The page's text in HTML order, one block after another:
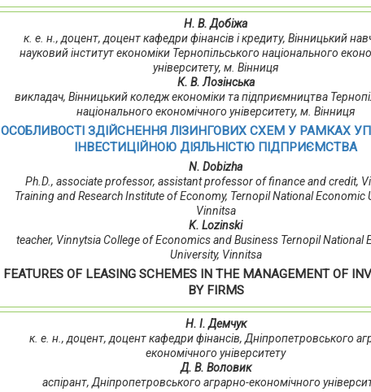
Н. В. Добіжа
к. е. н., доцент, доцент кафедри фінансів і кредиту, Вінницький
науковий інститут економіки Тернопільського національного
університету, м. Вінниця
К. В. Лозінська
викладач, Вінницький коледж економіки та підприємництва
національного економічного університету, м. Вінниця
ОСОБЛИВОСТІ ЗДІЙСНЕННЯ ЛІЗИНГОВИХ СХЕМ У РАМКАХ
ІНВЕСТИЦІЙНОЮ ДІЯЛЬНІСТЮ ПІДПРИЄМСТВА
N. Dobizhа
Ph.D., associate professor, assistant professor of finance and credit,
Training and Research Institute of Economy, Ternopil National Economic
Vinnitsa
K. Lozinski
teacher, Vinnytsia College of Economics and Business Ternopil National
University, Vinnitsa
FEATURES OF LEASING SCHEMES IN THE MANAGEMENT OF
BY FIRMS
Н. І. Демчук
к. е. н., доцент, доцент кафедри фінансів, Дніпропетровського
економічного університету
Д. В. Воловик
аспірант, Дніпропетровського аграрно-економічного